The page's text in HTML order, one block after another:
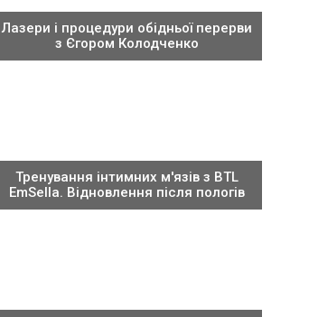
Лазери і процедури обідньої перерви
з Єгором Колодченко
Тренування інтимних м'язів з BTL
EmSella. Відновлення після пологів